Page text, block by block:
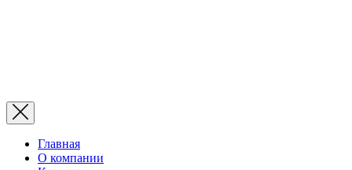
Главная
О компании